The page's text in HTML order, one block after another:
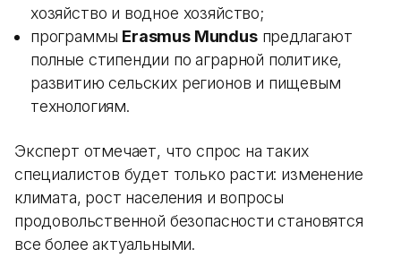
хозяйство и водное хозяйство;
программы Erasmus Mundusпредлагают
полные стипендии по аграрной политике,
развитию сельских регионов и пищевым
технологиям.
Эксперт отмечает, что спрос на таких
специалистов будет только расти: изменение
климата, рост населения и вопросы
продовольственной безопасности становятся
все более актуальными.